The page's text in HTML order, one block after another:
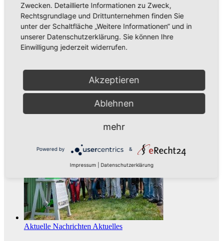
Neues aus Unternehmen
Neues Jahr – Neue Ideen und unzählige Möglichkeiten für kreative
Köpfe
Aktuelle Nachrichten Aktuelles
Zwecken. Detaillierte Informationen zu Zweck,
Rechtsgrundlage und Drittunternehmen finden Sie
unter der Schaltfläche „Weitere Informationen“ und in
unserer Datenschutzerklärung. Sie können Ihre
Einwilligung jederzeit widerrufen.
Akzeptieren
Ablehnen
mehr
Powered by &
Impressum Datenschutzerklärung